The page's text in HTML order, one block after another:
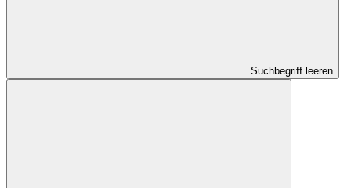
Suchbegriff leeren